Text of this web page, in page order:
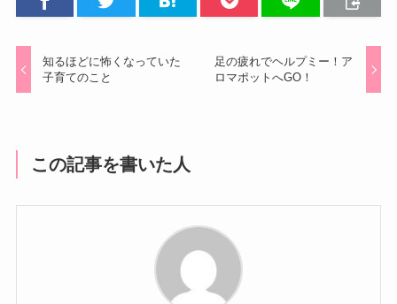
知るほどに怖くなっていた
子育てのこと
足の疲れでヘルプミー！ア
ロマポットへGO！
この記事を書いた人